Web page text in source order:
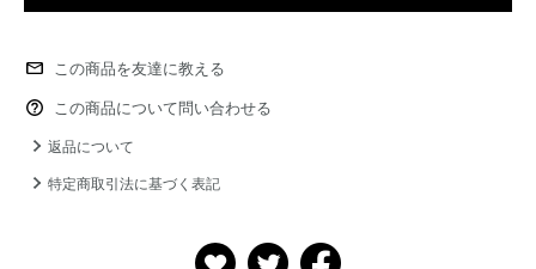
この商品を友達に教える
この商品について問い合わせる
返品について
特定商取引法に基づく表記